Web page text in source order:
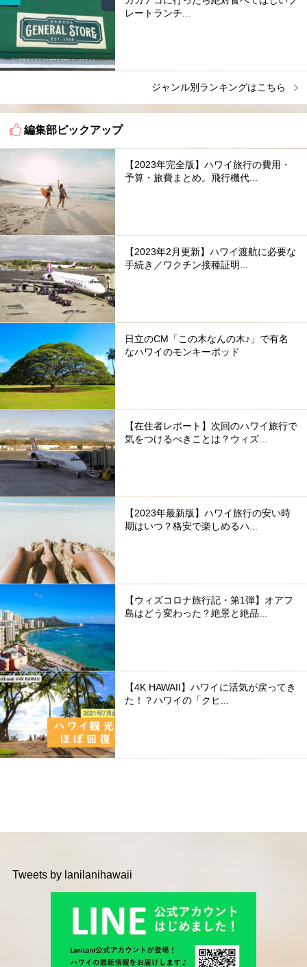
レートランチ...
ジャンル別ランキングはこちら
編集部ピックアップ
【2023年完全版】ハワイ旅行の費用・
予算・旅費まとめ。飛行機代...
【2023年2月更新】ハワイ渡航に必要な
手続き／ワクチン接種証明...
日立のCM「この木なんの木♪」で有名
なハワイのモンキーポッド
【在住者レポート】次回のハワイ旅行で
気をつけるべきことは？ウィズ...
【2023年最新版】ハワイ旅行の安い時
期はいつ？格安で楽しめるハ...
【ウィズコロナ旅行記・第1弾】オアフ
島はどう変わった？絶景と絶品...
【4K HAWAII】ハワイに活気が戻ってき
た！？ハワイの「クヒ...
Tweets by lanilanihawaii